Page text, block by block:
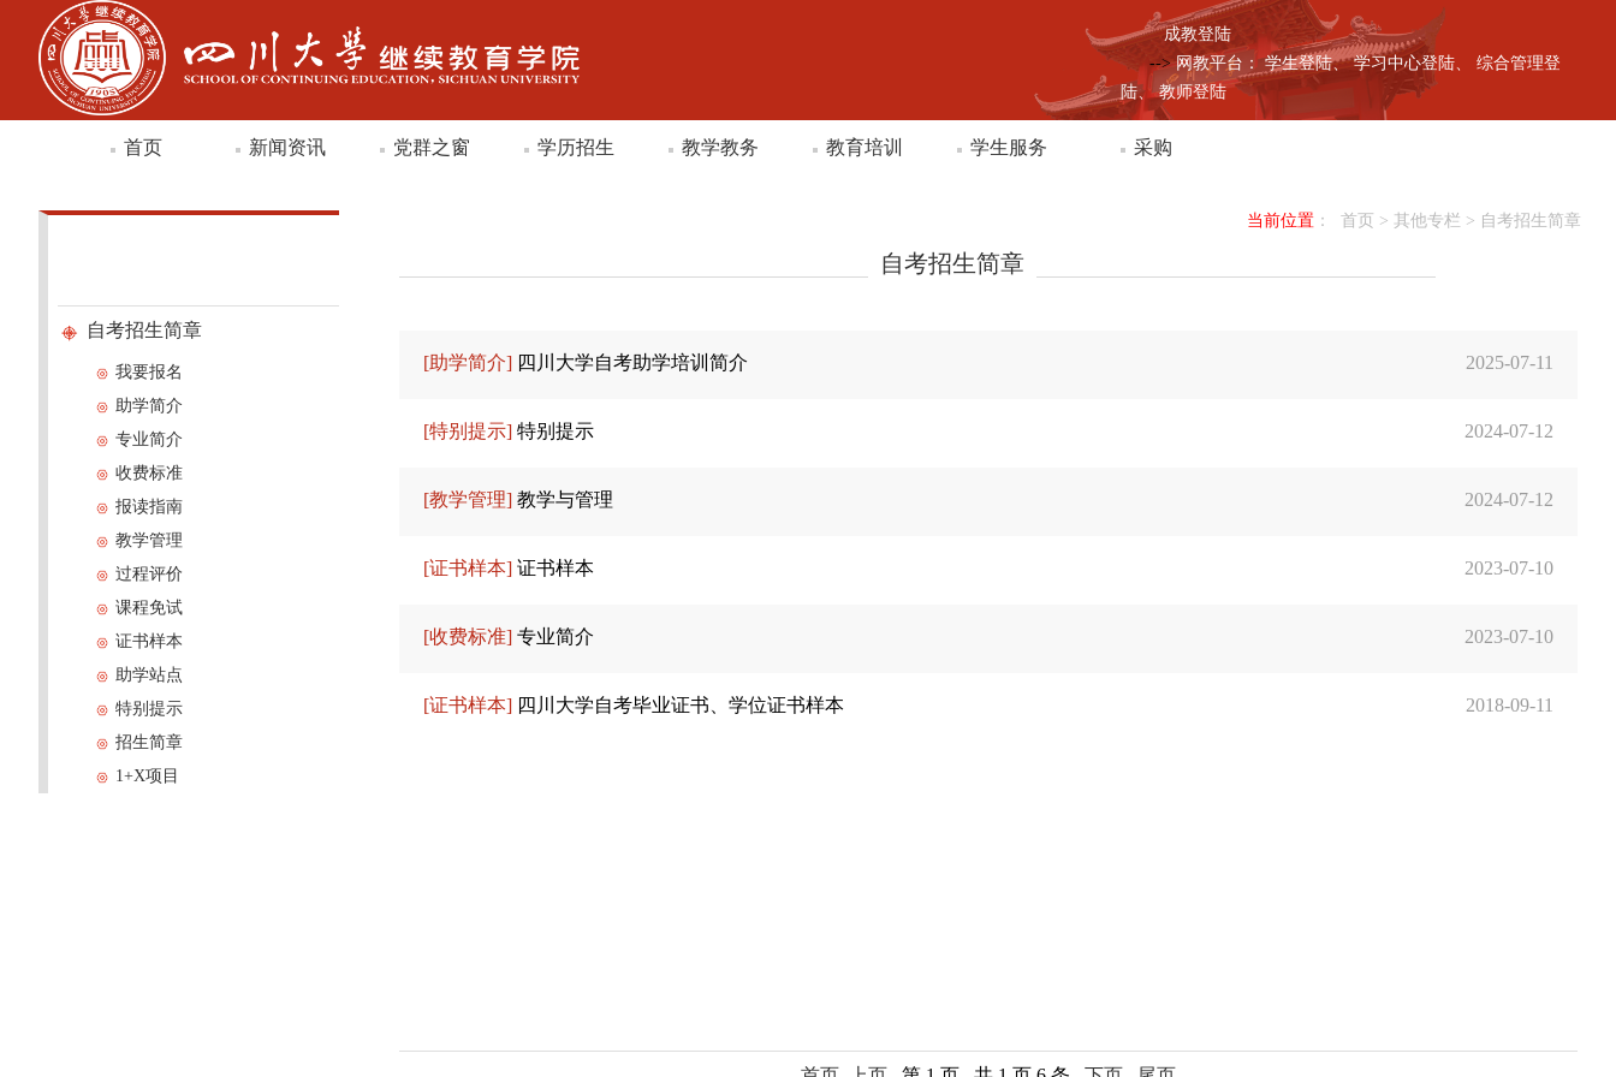
成教登陆
-->网教平台： 学生登陆、 学习中心登陆、
综合管理登
陆、 教师登陆
首页 新闻资讯 党群之窗 学历招生 教学教务 教育培训 学生服务 采购
当前位置 ： 首页 > 其他专栏 > 自考招生简章
自考招生简章
自考招生简章
我要报名
助学简介
专业简介
收费标准
报读指南
教学管理
过程评价
课程免试
证书样本
助学站点
特别提示
招生简章
1+X项目
2025-07-11
[助学简介] 四川大学自考助学培训简介
2024-07-12
[特别提示] 特别提示
2024-07-12
[教学管理] 教学与管理
2023-07-10
[证书样本] 证书样本
2023-07-10
[收费标准] 专业简介
2018-09-11
[证书样本] 四川大学自考毕业证书、学位证书样本